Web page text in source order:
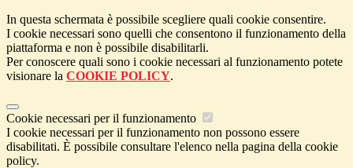
In questa schermata è possibile scegliere quali cookie consentire.
I cookie necessari sono quelli che consentono il funzionamento della
piattaforma e non è possibile disabilitarli.
Per conoscere quali sono i cookie necessari al funzionamento potete
visionare la COOKIE POLICY.
Cookie necessari per il funzionamento
I cookie necessari per il funzionamento non possono essere
disabilitati. È possibile consultare l'elenco nella pagina della cookie
policy.